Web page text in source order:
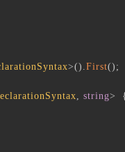
>() .First() ;
, string>